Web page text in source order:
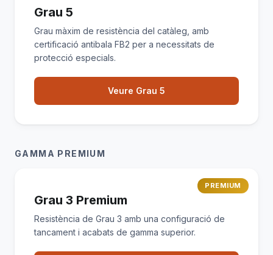
Grau 5
Grau màxim de resistència del catàleg, amb
certificació antibala FB2 per a necessitats de
protecció especials.
Veure Grau 5
GAMMA PREMIUM
PREMIUM
Grau 3 Premium
Resistència de Grau 3 amb una configuració de
tancament i acabats de gamma superior.